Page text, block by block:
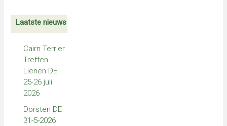
Laatste nieuws
Cairn Terrier
Treffen
Lienen DE
25-26 juli
2026
Dorsten DE
31-5-2026